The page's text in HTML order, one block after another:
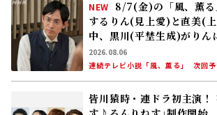
連続テレビ小説「風、薫る」
次回予
特集ドラマ｢手塚治虫の戦
高良健吾｢このドラマには“
いけない何か”が､120％映
トピック